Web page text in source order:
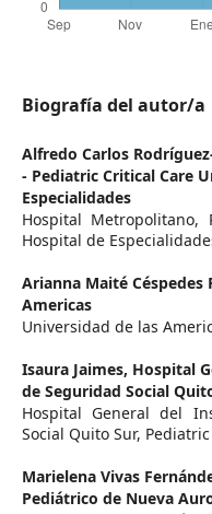
Biografía del autor/a
Alfredo Carlos
- Pediatric Critical Care
Especialidades
Hospital Metropolitano,
Hospital de
Arianna Maité Céspedes
Americas
Universidad de las
Isaura Jaimes, Hospital
de Seguridad Social
Hospital General del
Social Quito Sur,
Marielena Vivas
Pediátrico de Nueva